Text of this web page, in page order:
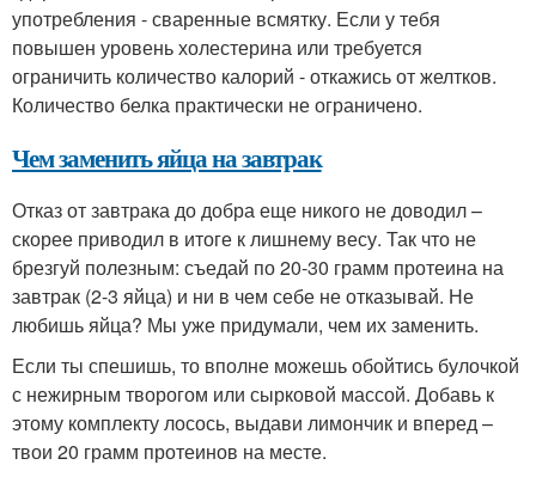
употребления - сваренные всмятку. Если у тебя
повышен уровень холестерина или требуется
ограничить количество калорий - откажись от желтков.
Количество белка практически не ограничено.
Чем заменить яйца на завтрак
Отказ от завтрака до добра еще никого не доводил –
скорее приводил в итоге к лишнему весу. Так что не
брезгуй полезным: съедай по 20-30 грамм протеина на
завтрак (2-3 яйца) и ни в чем себе не отказывай. Не
любишь яйца? Мы уже придумали, чем их заменить.
Если ты спешишь, то вполне можешь обойтись булочкой
с нежирным творогом или сырковой массой. Добавь к
этому комплекту лосось, выдави лимончик и вперед –
твои 20 грамм протеинов на месте.